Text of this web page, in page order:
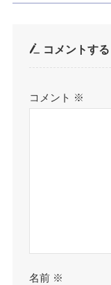
コメントする
コメント ※
名前 ※